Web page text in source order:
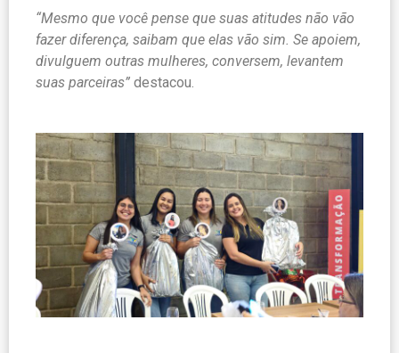
“Mesmo que você pense que suas atitudes não vão
fazer diferença, saibam que elas vão sim. Se apoiem,
divulguem outras mulheres, conversem, levantem
suas parceiras” destacou.